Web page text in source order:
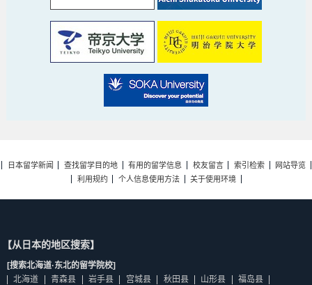
日本留学新闻 查找留学目的地 有用的留学信息 校友留言 索引检索
网站导览
利用规约
个人信息使用方法 关于使用环境
【从日本的地区搜索】
[搜索北海道·东北的留学院校]
北海道
青森县 岩手县 宫城县 秋田县 山形县 福岛县